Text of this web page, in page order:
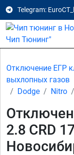
Telegram:
Отключение ЕГР
выхлопных газов
Dodge
Nitro
2.8 CRD